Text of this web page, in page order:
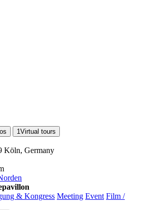
1Virtual tours
Köln, Germany
& Kongress Meeting Event Film /